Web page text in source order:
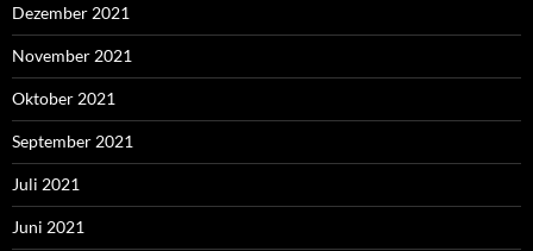
Dezember 2021
November 2021
Oktober 2021
September 2021
Juli 2021
Juni 2021